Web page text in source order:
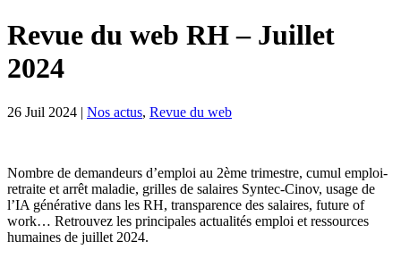
Revue du web RH – Juillet
2024
26 Juil 2024 | Nos actus, Revue du web
Nombre de demandeurs d’emploi au 2ème trimestre, cumul emploi-
retraite et arrêt maladie, grilles de salaires Syntec-Cinov, usage de
l’IA générative dans les RH, transparence des salaires, future of
work… Retrouvez les principales actualités emploi et ressources
humaines de juillet 2024.